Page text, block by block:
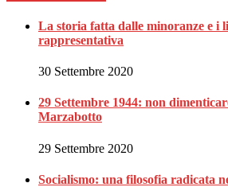
La storia fatta dalle minoranze e i
rappresentativa
30 Settembre 2020
29 Settembre 1944: non
Marzabotto
29 Settembre 2020
Socialismo: una filosofia radicata